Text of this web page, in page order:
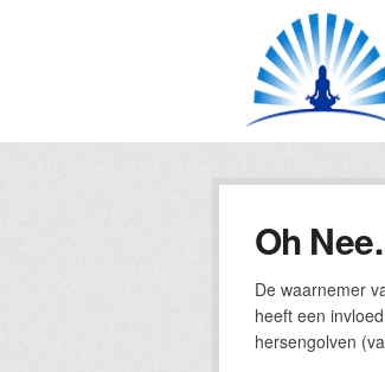
Oh
De waarnemer
heeft een
hersengolven